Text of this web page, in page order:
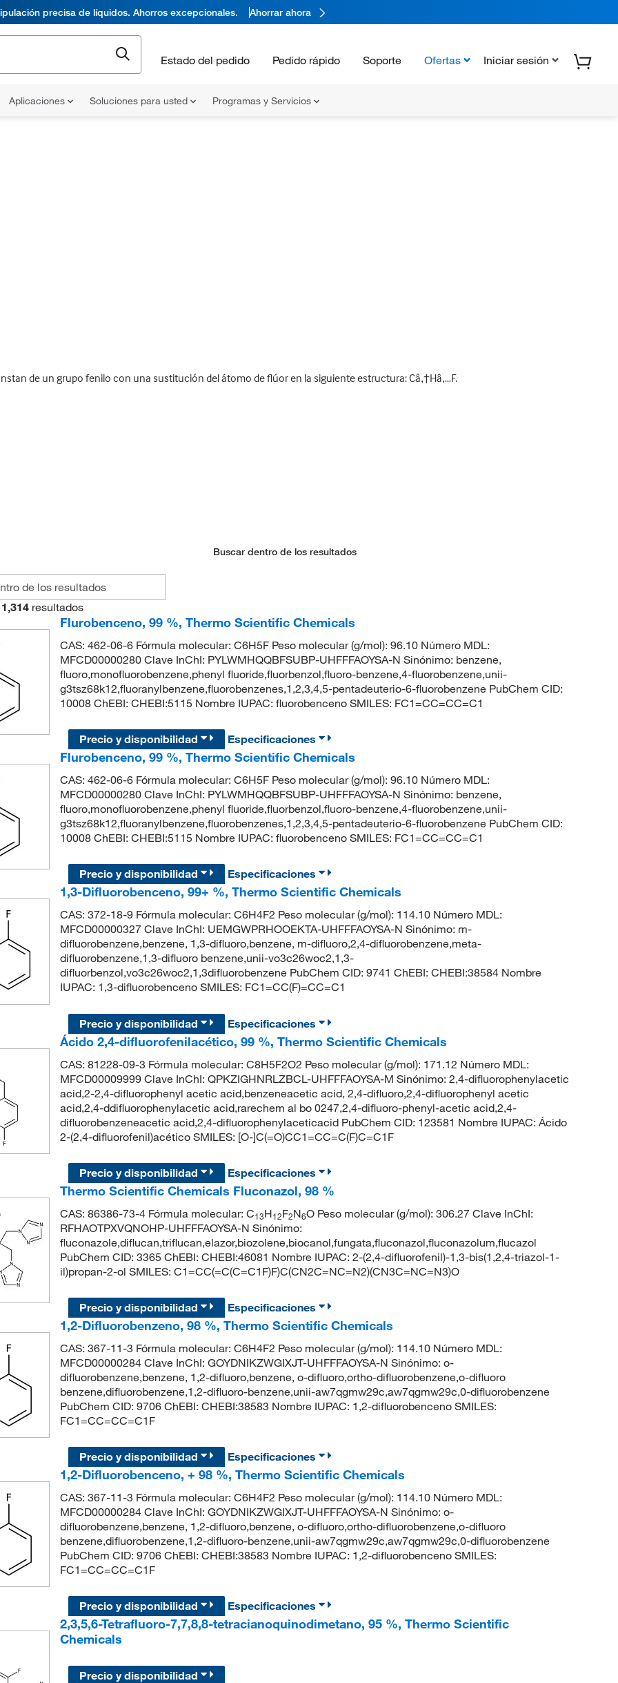
precisa de líquidos. Ahorros excepcionales. Ahorrar ahora
Estado del pedido Pedido rápido Soporte Ofertas Iniciar sesión
Aplicaciones Soluciones para usted Programas y Servicios
de un grupo fenilo con una sustitución del átomo de flúor en la siguiente estructura: Câ‚†Hâ‚…F.
Buscar dentro de los resultados
1,314 resultados
Flurobenceno, 99 %, Thermo Scientific Chemicals
CAS: 462-06-6 Fórmula molecular: C6H5F Peso molecular (g/mol): 96.10 Número MDL:
MFCD00000280 Clave InChI: PYLWMHQQBFSUBP-UHFFFAOYSA-N Sinónimo: benzene,
fluoro,monofluorobenzene,phenyl fluoride,fluorbenzol,fluoro-benzene,4-fluorobenzene,unii-
g3tsz68k12,fluoranylbenzene,fluorobenzenes,1,2,3,4,5-pentadeuterio-6-fluorobenzene PubChem CID:
10008 ChEBI: CHEBI:5115 Nombre IUPAC: fluorobenceno SMILES: FC1=CC=CC=C1
Precio y disponibilidad
Especificaciones
Flurobenceno, 99 %, Thermo Scientific Chemicals
CAS: 462-06-6 Fórmula molecular: C6H5F Peso molecular (g/mol): 96.10 Número MDL:
MFCD00000280 Clave InChI: PYLWMHQQBFSUBP-UHFFFAOYSA-N Sinónimo: benzene,
fluoro,monofluorobenzene,phenyl fluoride,fluorbenzol,fluoro-benzene,4-fluorobenzene,unii-
g3tsz68k12,fluoranylbenzene,fluorobenzenes,1,2,3,4,5-pentadeuterio-6-fluorobenzene PubChem CID:
10008 ChEBI: CHEBI:5115 Nombre IUPAC: fluorobenceno SMILES: FC1=CC=CC=C1
Precio y disponibilidad
Especificaciones
1,3-Difluorobenceno, 99+ %, Thermo Scientific Chemicals
CAS: 372-18-9 Fórmula molecular: C6H4F2 Peso molecular (g/mol): 114.10 Número MDL:
MFCD00000327 Clave InChI: UEMGWPRHOOEKTA-UHFFFAOYSA-N Sinónimo: m-
difluorobenzene,benzene, 1,3-difluoro,benzene, m-difluoro,2,4-difluorobenzene,meta-
difluorobenzene,1,3-difluoro benzene,unii-vo3c26woc2,1,3-
difluorbenzol,vo3c26woc2,1,3difluorobenzene PubChem CID: 9741 ChEBI: CHEBI:38584 Nombre
IUPAC: 1,3-difluorobenceno SMILES: FC1=CC(F)=CC=C1
Precio y disponibilidad
Especificaciones
Ácido 2,4-difluorofenilacético, 99 %, Thermo Scientific Chemicals
CAS: 81228-09-3 Fórmula molecular: C8H5F2O2 Peso molecular (g/mol): 171.12 Número MDL:
MFCD00009999 Clave InChI: QPKZIGHNRLZBCL-UHFFFAOYSA-M Sinónimo: 2,4-difluorophenylacetic
acid,2-2,4-difluorophenyl acetic acid,benzeneacetic acid, 2,4-difluoro,2,4-difluorophenyl acetic
acid,2,4-ddifluorophenylacetic acid,rarechem al bo 0247,2,4-difluoro-phenyl-acetic acid,2,4-
difluorobenzeneacetic acid,2,4-difluorophenylaceticacid PubChem CID: 123581 Nombre IUPAC: Ácido
2-(2,4-difluorofenil)acético SMILES: [O-]C(=O)CC1=CC=C(F)C=C1F
Precio y disponibilidad
Especificaciones
Thermo Scientific Chemicals Fluconazol, 98 %
CAS: 86386-73-4 Fórmula molecular: C13H12F2N6O Peso molecular (g/mol): 306.27 Clave InChI:
RFHAOTPXVQNOHP-UHFFFAOYSA-N Sinónimo:
fluconazole,diflucan,triflucan,elazor,biozolene,biocanol,fungata,fluconazol,fluconazolum,flucazol
PubChem CID: 3365 ChEBI: CHEBI:46081 Nombre IUPAC: 2-(2,4-difluorofenil)-1,3-bis(1,2,4-triazol-1-
il)propan-2-ol SMILES: C1=CC(=C(C=C1F)F)C(CN2C=NC=N2)(CN3C=NC=N3)O
Precio y disponibilidad
Especificaciones
1,2-Difluorobenzeno, 98 %, Thermo Scientific Chemicals
CAS: 367-11-3 Fórmula molecular: C6H4F2 Peso molecular (g/mol): 114.10 Número MDL:
MFCD00000284 Clave InChI: GOYDNIKZWGIXJT-UHFFFAOYSA-N Sinónimo: o-
difluorobenzene,benzene, 1,2-difluoro,benzene, o-difluoro,ortho-difluorobenzene,o-difluoro
benzene,difluorobenzene,1,2-difluoro-benzene,unii-aw7qgmw29c,aw7qgmw29c,0-difluorobenzene
PubChem CID: 9706 ChEBI: CHEBI:38583 Nombre IUPAC: 1,2-difluorobenceno SMILES:
FC1=CC=CC=C1F
Precio y disponibilidad
Especificaciones
1,2-Difluorobenceno, + 98 %, Thermo Scientific Chemicals
CAS: 367-11-3 Fórmula molecular: C6H4F2 Peso molecular (g/mol): 114.10 Número MDL:
MFCD00000284 Clave InChI: GOYDNIKZWGIXJT-UHFFFAOYSA-N Sinónimo: o-
difluorobenzene,benzene, 1,2-difluoro,benzene, o-difluoro,ortho-difluorobenzene,o-difluoro
benzene,difluorobenzene,1,2-difluoro-benzene,unii-aw7qgmw29c,aw7qgmw29c,0-difluorobenzene
PubChem CID: 9706 ChEBI: CHEBI:38583 Nombre IUPAC: 1,2-difluorobenceno SMILES:
FC1=CC=CC=C1F
Precio y disponibilidad
Especificaciones
2,3,5,6-Tetrafluoro-7,7,8,8-tetracianoquinodimetano, 95 %, Thermo Scientific
Chemicals
Precio y disponibilidad